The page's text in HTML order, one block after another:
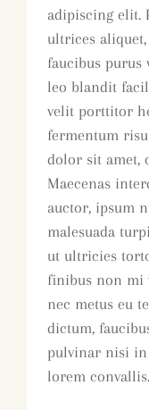
adipiscing elit.
ultrices
faucibus purus
leo blandit
velit porttitor
fermentum
dolor sit amet,
Maecenas
auctor, ipsum
malesuada
ut ultricies
finibus non mi
nec metus eu
dictum,
pulvinar nisi
lorem convallis.